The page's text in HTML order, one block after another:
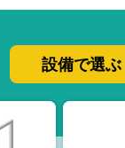
設備で選ぶ